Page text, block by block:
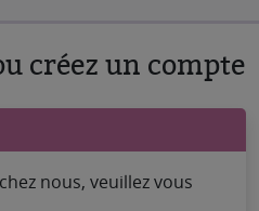
créez un compte
nous, veuillez vous